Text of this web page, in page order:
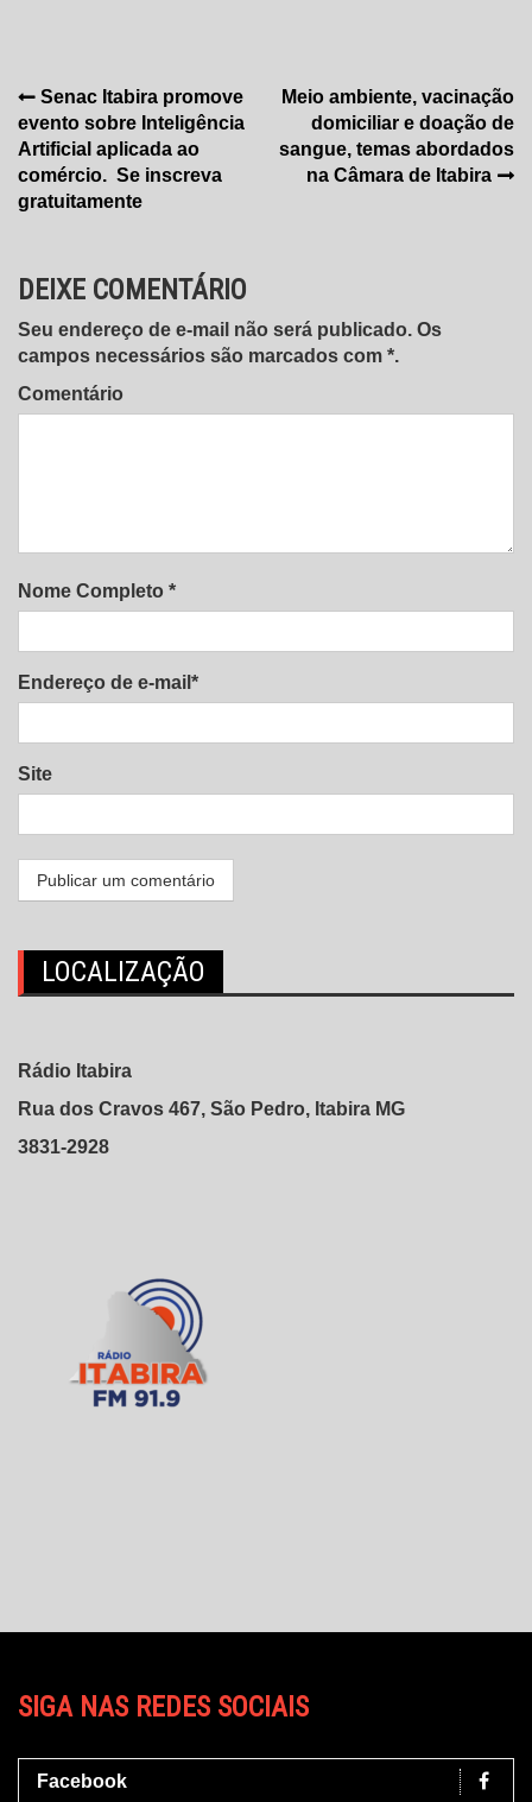
Navegação
de
Post
Senac Itabira promove
evento sobre Inteligência
Artificial aplicada ao
comércio. Se inscreva
gratuitamente
Meio ambiente, vacinação
domiciliar e doação de
sangue, temas abordados
na Câmara de Itabira
DEIXE COMENTÁRIO
Seu endereço de e-mail não será publicado. Os
campos necessários são marcados com *.
Comentário
Nome Completo *
Endereço de e-mail*
Site
LOCALIZAÇÃO
Rádio Itabira
Rua dos Cravos 467, São Pedro, Itabira MG
3831-2928
SIGA NAS REDES SOCIAIS
Facebook